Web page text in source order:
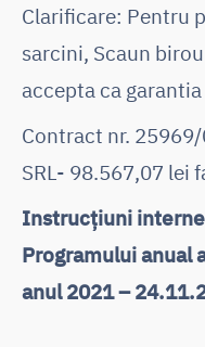
Clarificare: Pentru
sarcini, Scaun
accepta ca
Contract nr. 25969/
SRL- 98.567,07 lei
Instrucțiuni
Programului anual
anul 2021 –